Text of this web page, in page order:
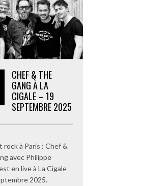
CHEF & THE
GANG À LA
CIGALE – 19
SEPTEMBRE 2025
rock à Paris : Chef &
avec Philippe
en live à La Cigale
2025.